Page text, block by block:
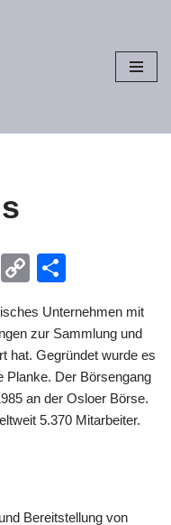
Messenger
Copy
Unternehmen mit
zur Sammlung und
hat. Gegründet wurde es
Planke. Der Börsengang
an der Osloer Börse.
5.370 Mitarbeiter.
Bereitstellung von